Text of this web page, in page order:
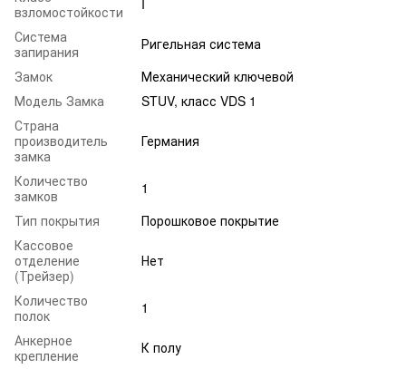
взломостойкости
Система
запирания
Ригельная система
Замок
Механический ключевой
Модель Замка
STUV, класс VDS 1
Страна
производитель
замка
Германия
Количество
замков
1
Тип покрытия
Порошковое покрытие
Кассовое
отделение
(Трейзер)
Нет
Количество
полок
1
Анкерное
крепление
К полу